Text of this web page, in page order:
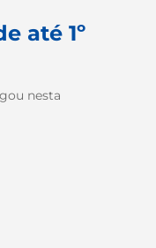
até 1º
nesta